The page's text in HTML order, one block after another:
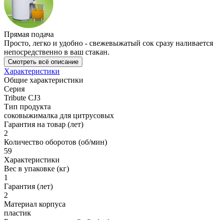
Прямая подача
Просто, легко и удобно - свежевыжатый сок сразу наливается
непосредственно в ваш стакан.
Смотреть всё описание
Характеристики
Общие характеристики
Серия
Tribute CJ3
Тип продукта
соковыжималка для цитрусовых
Гарантия на товар (лет)
2
Количество оборотов (об/мин)
59
Характеристики
Вес в упаковке (кг)
1
Гарантия (лет)
2
Материал корпуса
пластик